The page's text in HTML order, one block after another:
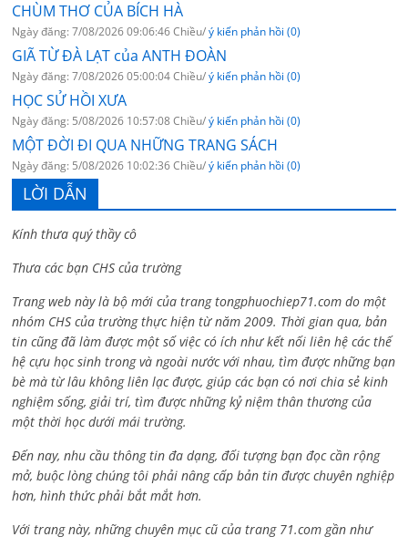
CHÙM THƠ CỦA BÍCH HÀ
Ngày đăng: 7/08/2026 09:06:46 Chiều/ý kiến phản hồi (0)
GIÃ TỪ ĐÀ LẠT của ANTH ĐOÀN
Ngày đăng: 7/08/2026 05:00:04 Chiều/ý kiến phản hồi (0)
HỌC SỬ HỒI XƯA
Ngày đăng: 5/08/2026 10:57:08 Chiều/ý kiến phản hồi (0)
MỘT ĐỜI ĐI QUA NHỮNG TRANG SÁCH
Ngày đăng: 5/08/2026 10:02:36 Chiều/ý kiến phản hồi (0)
LỜI DẪN
Kính thưa quý thầy cô
Thưa các bạn CHS của trường
Trang web này là bộ mới của trang tongphuochiep71.com do một
nhóm CHS của trường thực hiện từ năm 2009. Thời gian qua, bản
tin cũng đã làm được một số việc có ích như kết nối liên hệ các thế
hệ cựu học sinh trong và ngoài nước với nhau, tìm được những bạn
bè mà từ lâu không liên lạc được, giúp các bạn có nơi chia sẻ kinh
nghiệm sống, giải trí, tìm được những kỷ niệm thân thương của
một thời học dưới mái trường.
Đến nay, nhu cầu thông tin đa dạng, đối tượng bạn đọc cần rộng
mở, buộc lòng chúng tôi phải nâng cấp bản tin được chuyên nghiệp
hơn, hình thức phải bắt mắt hơn.
Với trang này, những chuyên mục cũ của trang 71.com gần như